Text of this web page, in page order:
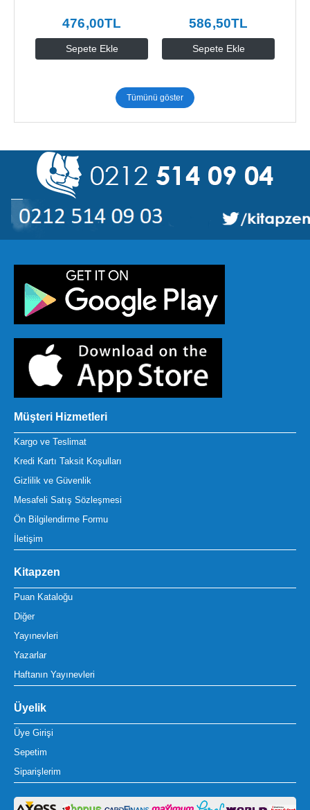
Sepete Ekle
476,00TL
Sepete Ekle
586,50TL
Tümünü göster
Müşteri Hizmetleri
Kargo ve Teslimat
Kredi Kartı Taksit Koşulları
Gizlilik ve Güvenlik
Mesafeli Satış Sözleşmesi
Ön Bilgilendirme Formu
İletişim
Kitapzen
Puan Kataloğu
Diğer
Yayınevleri
Yazarlar
Haftanın Yayınevleri
Üyelik
Üye Girişi
Sepetim
Siparişlerim